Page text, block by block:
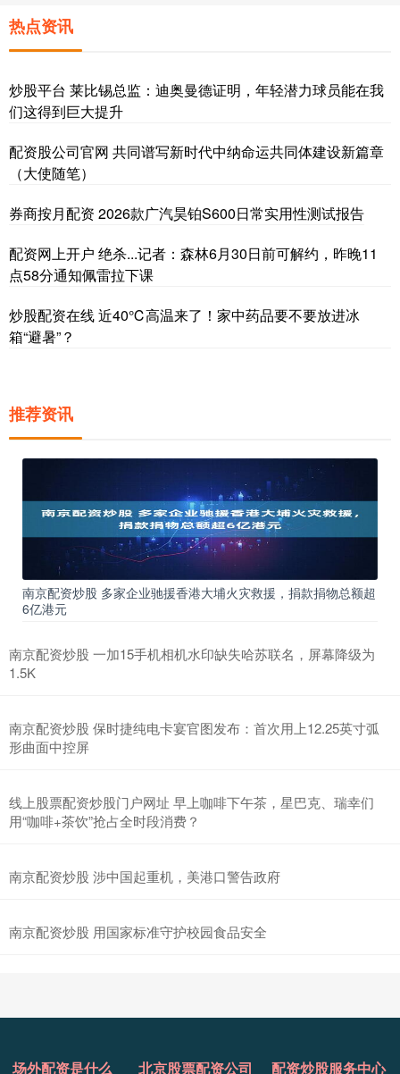
热点资讯
炒股平台 莱比锡总监：迪奥曼德证明，年轻潜力球员能在我
们这得到巨大提升
配资股公司官网 共同谱写新时代中纳命运共同体建设新篇章
（大使随笔）
券商按月配资 2026款广汽昊铂S600日常实用性测试报告
配资网上开户 绝杀...记者：森林6月30日前可解约，昨晚11
点58分通知佩雷拉下课
炒股配资在线 近40℃高温来了！家中药品要不要放进冰
箱“避暑”？
推荐资讯
南京配资炒股 多家企业驰援香港大埔火灾救援，捐款捐物总额超
6亿港元
南京配资炒股 一加15手机相机水印缺失哈苏联名，屏幕降级为
1.5K
南京配资炒股 保时捷纯电卡宴官图发布：首次用上12.25英寸弧
形曲面中控屏
线上股票配资炒股门户网址 早上咖啡下午茶，星巴克、瑞幸们
用“咖啡+茶饮”抢占全时段消费？
南京配资炒股 涉中国起重机，美港口警告政府
南京配资炒股 用国家标准守护校园食品安全
场外配资是什么 北京股票配资公司 配资炒股服务中心